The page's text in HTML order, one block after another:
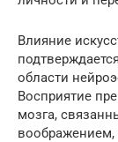
Влияние
области
Восприятие
мозга,
воображением,